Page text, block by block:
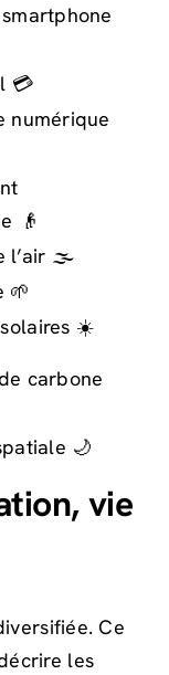
💳
numérique
👴
l’air 🌫️
🌱
☀️
carbone
🌙
vie
Ce
les